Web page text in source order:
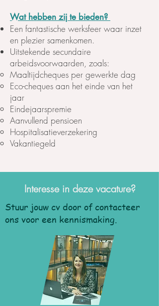
Wat hebben zij te bieden?
Een fantastische werksfeer waar inzet
en plezier samenkomen.
Uitstekende secundaire
arbeidsvoorwaarden, zoals:
Maaltijdcheques per gewerkte dag
Eco-cheques aan het einde van het
jaar
Eindejaarspremie
Aanvullend pensioen
Hospitalisatieverzekering
Vakantiegeld
Interesse in deze vacature?
Stuur jouw cv door of contacteer
ons voor een kennismaking.